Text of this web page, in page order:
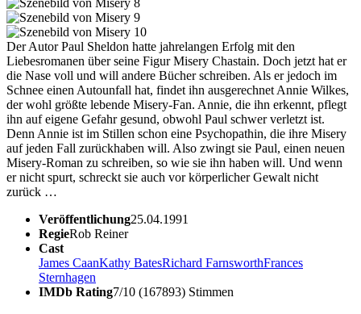
Der Autor Paul Sheldon hatte jahrelangen Erfolg mit den
Liebesromanen über seine Figur Misery Chastain. Doch jetzt hat er
die Nase voll und will andere Bücher schreiben. Als er jedoch im
Schnee einen Autounfall hat, findet ihn ausgerechnet Annie Wilkes,
der wohl größte lebende Misery-Fan. Annie, die ihn erkennt, pflegt
ihn auf eigene Gefahr gesund, obwohl Paul schwer verletzt ist.
Denn Annie ist im Stillen schon eine Psychopathin, die ihre Misery
auf jeden Fall zurückhaben will. Also zwingt sie Paul, einen neuen
Misery-Roman zu schreiben, so wie sie ihn haben will. Und wenn
er nicht spurt, schreckt sie auch vor körperlicher Gewalt nicht
zurück …
Veröffentlichung25.04.1991
RegieRob Reiner
Cast
James CaanKathy BatesRichard FarnsworthFrances
Sternhagen
IMDb Rating7/10 (167893) Stimmen